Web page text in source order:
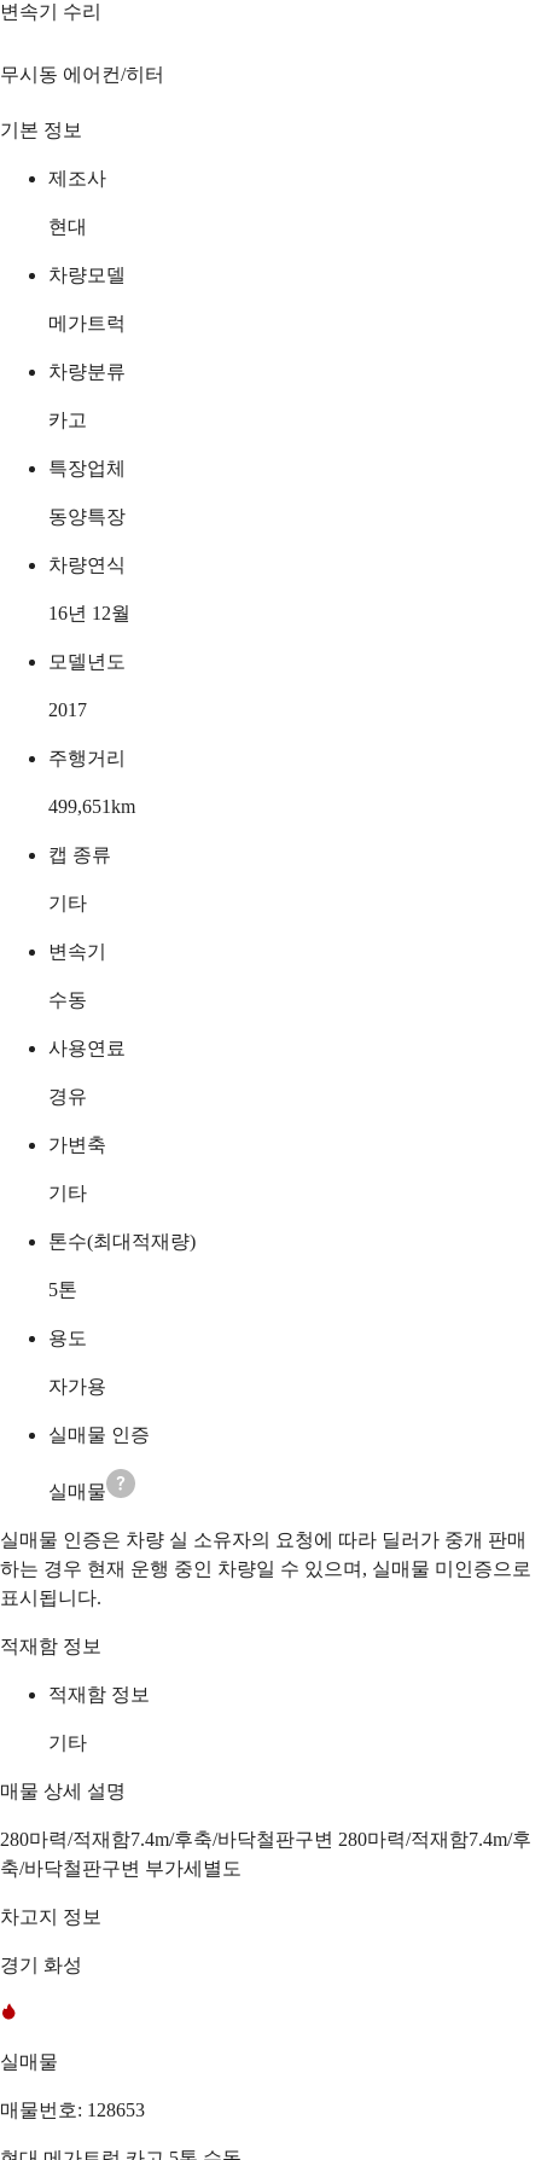
변속기 수리
무시동 에어컨/히터
기본 정보
제조사
현대
차량모델
메가트럭
차량분류
카고
특장업체
동양특장
차량연식
16년 12월
모델년도
2017
주행거리
499,651km
캡 종류
기타
변속기
수동
사용연료
경유
가변축
기타
톤수(최대적재량)
5톤
용도
자가용
실매물 인증
실매물
실매물 인증은 차량 실 소유자의 요청에 따라 딜러가 중개 판매
하는 경우 현재 운행 중인 차량일 수 있으며, 실매물 미인증으로
표시됩니다.
적재함 정보
적재함 정보
기타
매물 상세 설명
280마력/적재함7.4m/후축/바닥철판구변 280마력/적재함7.4m/후
축/바닥철판구변 부가세별도
차고지 정보
경기 화성
실매물
매물번호: 128653